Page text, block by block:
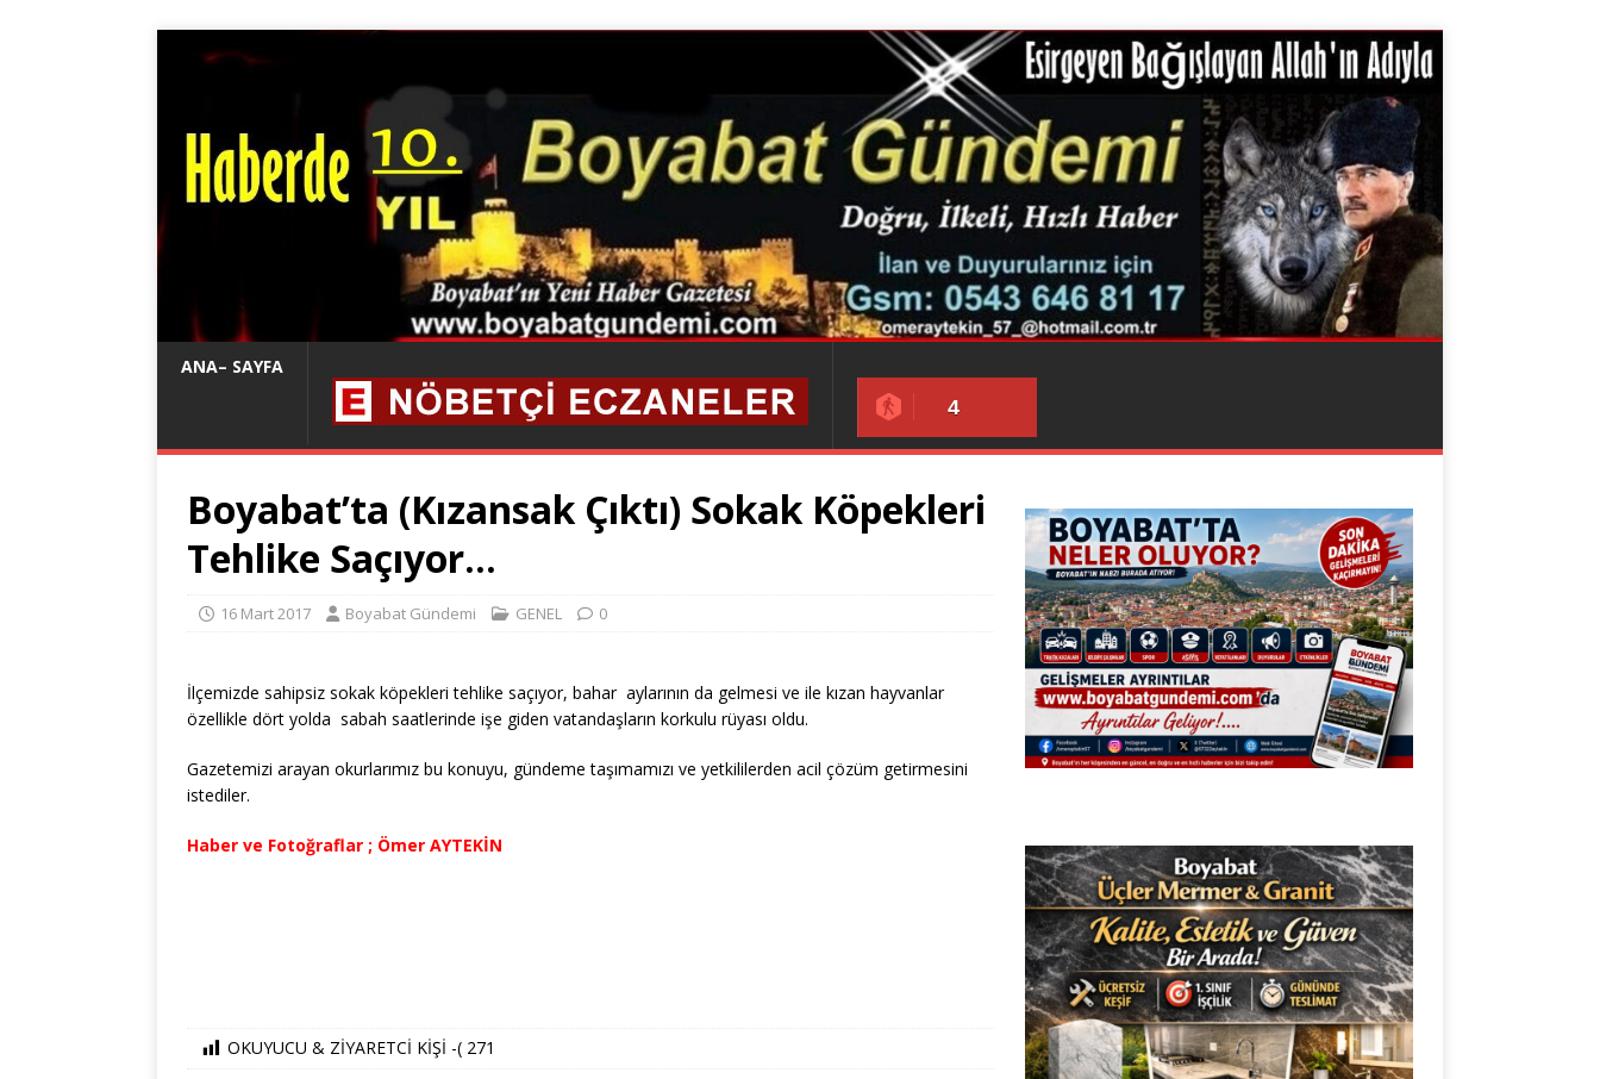
ANA– SAYFA
4
Boyabat’ta (Kızansak Çıktı) Sokak Köpekleri
Tehlike Saçıyor…
16 Mart 2017 Boyabat Gündemi GENEL 0
İlçemizde sahipsiz sokak köpekleri tehlike saçıyor, bahar aylarının da gelmesi ve ile kızan hayvanlar
özellikle dört yolda sabah saatlerinde işe giden vatandaşların korkulu rüyası oldu.
Gazetemizi arayan okurlarımız bu konuyu, gündeme taşımamızı ve yetkililerden acil çözüm getirmesini
istediler.
Haber ve Fotoğraflar ; Ömer AYTEKİN
OKUYUCU & ZİYARETCİ KİŞİ -( 271